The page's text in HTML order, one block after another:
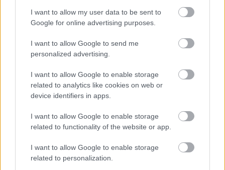
I want to allow my user data to be sent to
Google for online advertising purposes.
I want to allow Google to send me
personalized advertising.
I want to allow Google to enable storage
related to analytics like cookies on web or
device identifiers in apps.
I want to allow Google to enable storage
related to functionality of the website or app.
I want to allow Google to enable storage
related to personalization.
σχέση με τα υπόλοιπα καινούργια και παλαιότερα
κόμματα. «Στη νέα αυτή συγκυρία, με την
υπάρχει ένα ενδιαφέρον που αποτυπώνεται στις
δημοσκοπήσεις. Σε κάθε συγκυρία, όμως, έχει
σημασία να εξετάζουμε τα ποιοτικά
χαρακτηριστικά των μετρήσεων, γιατί μετά από
ένα διάστημα οι εντυπώσεις υποχωρούν. Για την
κυβέρνηση, οι δημοσκοπήσεις αναδεικνύουν τα
πεδία δουλειάς που πρέπει να εντείνει την
προσδοκούν για την επόμενη μέρα. Με δουλειά,
σταθερότητα και προοπτική θα πορευθούμε